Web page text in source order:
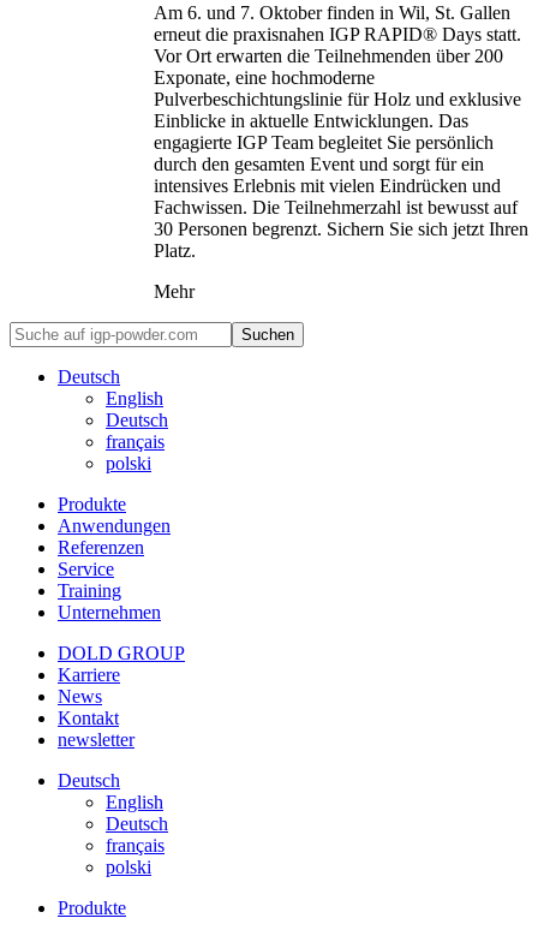
Am 6. und 7. Oktober finden in Wil, St. Gallen
erneut die praxisnahen IGP RAPID® Days statt.
Vor Ort erwarten die Teilnehmenden über 200
Exponate, eine hochmoderne
Pulverbeschichtungslinie für Holz und exklusive
Einblicke in aktuelle Entwicklungen. Das
engagierte IGP Team begleitet Sie persönlich
durch den gesamten Event und sorgt für ein
intensives Erlebnis mit vielen Eindrücken und
Fachwissen. Die Teilnehmerzahl ist bewusst auf
30 Personen begrenzt. Sichern Sie sich jetzt Ihren
Platz.
Mehr
Suchen
Deutsch
English
Deutsch
français
polski
Produkte
Anwendungen
Referenzen
Service
Training
Unternehmen
DOLD GROUP
Karriere
News
Kontakt
newsletter
Deutsch
English
Deutsch
français
polski
Produkte